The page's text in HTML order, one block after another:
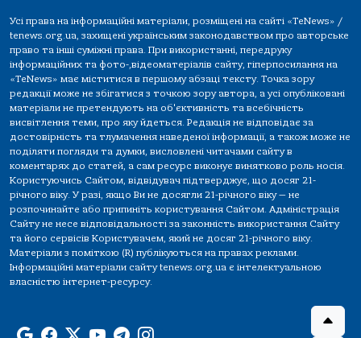
Усі права на інформаційні матеріали, розміщені на сайті «TeNews» /
tenews.org.ua, захищені українським законодавством про авторське
право та інші суміжні права. При використанні, передруку
інформаційних та фото-,відеоматеріалів сайту, гіперпосилання на
«TeNews» має міститися в першому абзаці тексту. Точка зору
редакції може не збігатися з точкою зору автора, а усі опубліковані
матеріали не претендують на об'єктивність та всебічність
висвітлення теми, про яку йдеться. Редакція не відповідає за
достовірність та тлумачення наведеної інформації, а також може не
поділяти погляди та думки, висловлені читачами сайту в
коментарях до статей, а сам ресурс виконує винятково роль носія.
Користуючись Сайтом, відвідувач підтверджує, що досяг 21-
річного віку. У разі, якщо Ви не досягли 21-річного віку — не
розпочинайте або припиніть користування Сайтом. Адміністрація
Сайту не несе відповідальності за законність використання Сайту
та його сервісів Користувачем, який не досяг 21-річного віку.
Матеріали з поміткою (R) публікуються на правах реклами.
Інформаційні матеріали сайту tenews.org.ua є інтелектуальною
власністю інтернет-ресурсу.